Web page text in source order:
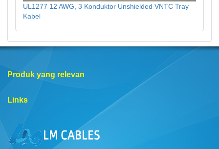
UL1277 12 AWG, 3 Konduktor Unshielded VNTC Tray
Kabel
Produk yang relevan
Links